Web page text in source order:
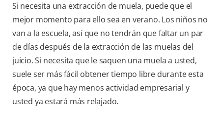
Si necesita una extracción de muela, puede que el
mejor momento para ello sea en verano. Los niños no
van a la escuela, así que no tendrán que faltar un par
de días después de la extracción de las muelas del
juicio. Si necesita que le saquen una muela a usted,
suele ser más fácil obtener tiempo libre durante esta
época, ya que hay menos actividad empresarial y
usted ya estará más relajado.